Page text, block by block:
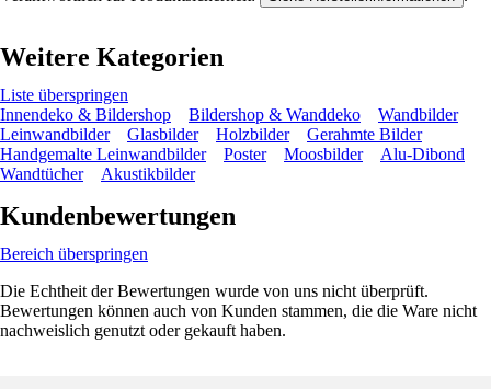
Weitere Kategorien
Liste überspringen
Innendeko & Bildershop
Bildershop & Wanddeko
Wandbilder
Leinwandbilder
Glasbilder Holzbilder
Gerahmte Bilder
Handgemalte Leinwandbilder
Poster Moosbilder
Alu-Dibond
Wandtücher
Akustikbilder
Kundenbewertungen
Bereich überspringen
Die Echtheit der Bewertungen wurde von uns nicht überprüft.
Bewertungen können auch von Kunden stammen, die die Ware nicht
nachweislich genutzt oder gekauft haben.